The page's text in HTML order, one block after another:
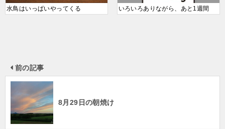
水鳥はいっぱいやってくる いろいろありながら、あと1週間
前の記事
8月29日の朝焼け